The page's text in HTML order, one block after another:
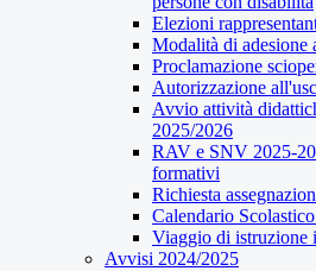
Elezioni
Modalità di adesione
Proclamazione
Autorizzazione
Avvio attività
2025/2026
RAV e SNV 2025-
formativi
Richiesta
Calendario
Viaggio di istruzione
Avvisi 2024/2025